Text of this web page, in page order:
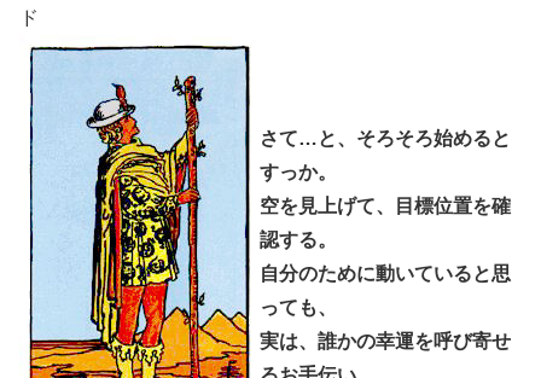
ド
さて…と、そろそろ始めると
すっか。
空を見上げて、目標位置を確
認する。
自分のために動いていると思
っても、
実は、誰かの幸運を呼び寄せ